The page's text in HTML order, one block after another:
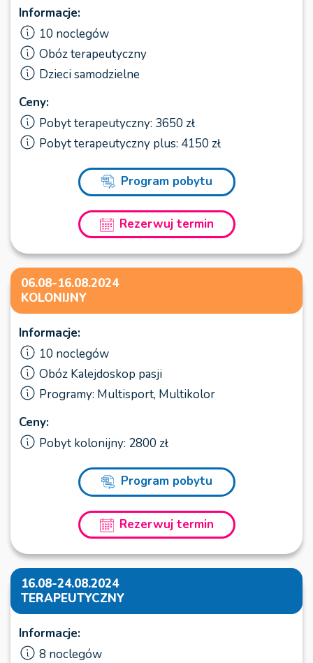
Informacje:
10 noclegów
Obóz terapeutyczny
Dzieci samodzielne
Ceny:
Pobyt terapeutyczny: 3650 zł
Pobyt terapeutyczny plus: 4150 zł
Program pobytu
Rezerwuj termin
06.08-16.08.2024
KOLONIJNY
Informacje:
10 noclegów
Obóz Kalejdoskop pasji
Programy: Multisport, Multikolor
Ceny:
Pobyt kolonijny: 2800 zł
Program pobytu
Rezerwuj termin
16.08-24.08.2024
TERAPEUTYCZNY
Informacje:
8 noclegów